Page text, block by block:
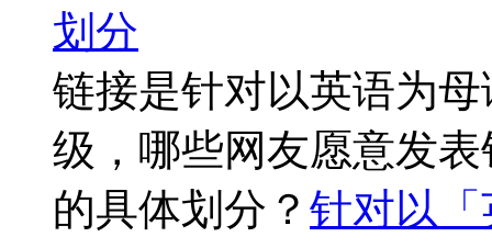
划分
链接是针对以英语为
级，哪些网友愿意发
的具体划分？ 针对以